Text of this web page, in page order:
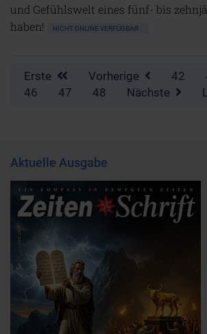
und Gefühlswelt eines fünf- bis
haben!
NICHT ONLINE VERFÜGBAR
Erste Vorherige 42
46
47 48 Nächste
Aktuelle Ausgabe